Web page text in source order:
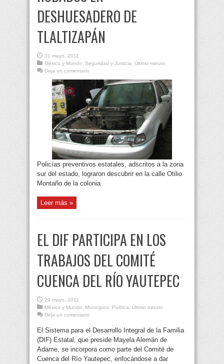
DESHUESADERO DE
TLALTIZAPÁN
31 mayo, 2011
México y Mundo, Seguridad y Justicia, Último minuto
Deja un comentario
Policías preventivos estatales, adscritos a la zona
sur del estado, lograron descubrir en la calle Otilio
Montaño de la colonia
Leer más »
EL DIF PARTICIPA EN LOS
TRABAJOS DEL COMITÉ
CUENCA DEL RÍO YAUTEPEC
29 mayo, 2011
México y Mundo
Municipios Política
Último minuto
Deja un comentario
El Sistema para el Desarrollo Integral de la Familia
(DIF) Estatal, que preside Mayela Alemán de
Adame, se incorpora como parte del Comité de
Cuenca del Río Yautepec, enfocándose a dar